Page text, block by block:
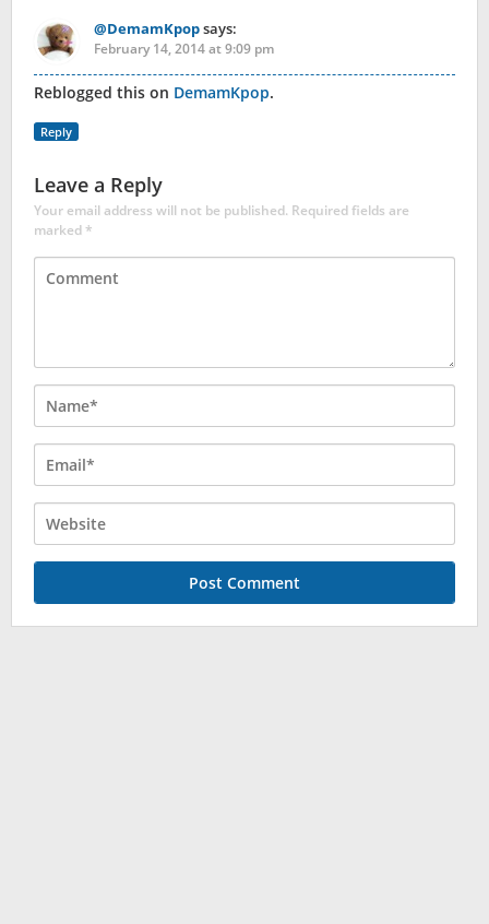
@DemamKpopsays:
February 14, 2014 at 9:09 pm
Reblogged this on DemamKpop.
Reply
Leave a Reply
Your email address will not be published. Required fields are
marked*